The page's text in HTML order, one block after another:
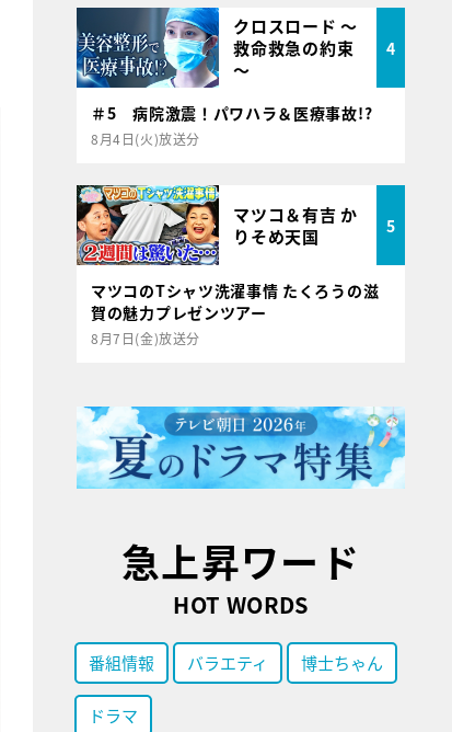
クロスロード ～
救命救急の約束
～
4
＃5 病院激震！パワハラ＆医療事故!?
8月4日(火)放送分
マツコ＆有吉 か
りそめ天国
5
マツコのTシャツ洗濯事情 たくろうの滋
賀の魅力プレゼンツアー
8月7日(金)放送分
急上昇ワード
HOT WORDS
番組情報 バラエティ 博士ちゃん
ドラマ